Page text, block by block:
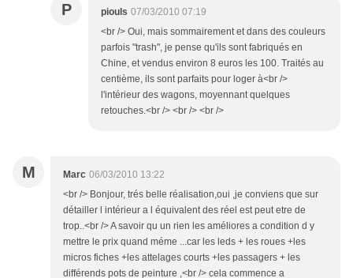
P piouls 07/03/2010 07:19
<br /> Oui, mais sommairement et dans des couleurs
parfois "trash", je pense qu'ils sont fabriqués en
Chine, et vendus environ 8 euros les 100. Traités au
centième, ils sont parfaits pour loger à<br />
l'intérieur des wagons, moyennant quelques
retouches.<br /> <br /> <br />
M Marc 06/03/2010 13:22
<br /> Bonjour, trés belle réalisation,oui ,je conviens que sur
détailler l intérieur a l équivalent des réel est peut etre de
trop..<br /> A savoir qu un rien les améliores a condition d y
mettre le prix quand méme ...car les leds + les roues +les
micros fiches +les attelages courts +les passagers + les
différends pots de peinture ,<br /> cela commence a